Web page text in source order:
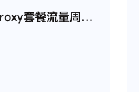
SmartProxy套餐流量周期如何运作？